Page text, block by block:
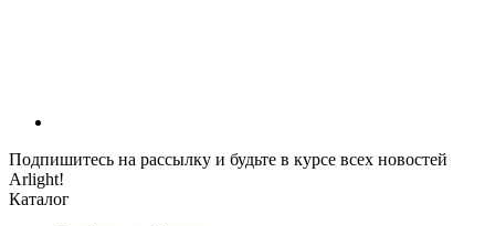
Подпишитесь на рассылку и будьте в курсе всех новостей
Arlight!
Каталог